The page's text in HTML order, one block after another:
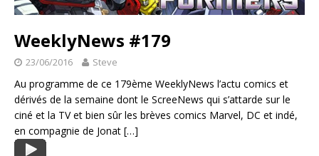
WeeklyNews #179
23/06/2016 Steve
Au programme de ce 179ème WeeklyNews l’actu comics et
dérivés de la semaine dont le ScreeNews qui s’attarde sur le
ciné et la TV et bien sûr les brèves comics Marvel, DC et indé,
en compagnie de Jonat […]